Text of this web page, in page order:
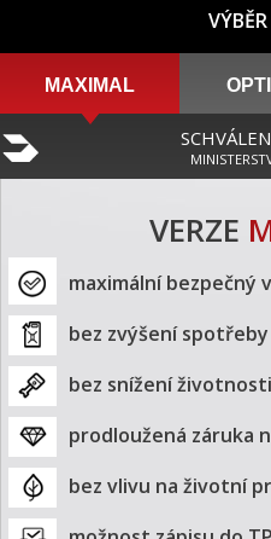
MAXIMAL
VERZE
maximální bezpečný
bez zvýšení
bez snížení
prodloužená záruka
bez vlivu na životní